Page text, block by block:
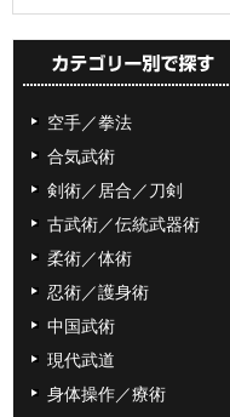
空手／拳法
合気武術
剣術／居合／刀剣
古武術／伝統武器術
柔術／体術
忍術／護身術
中国武術
現代武道
身体操作／療術